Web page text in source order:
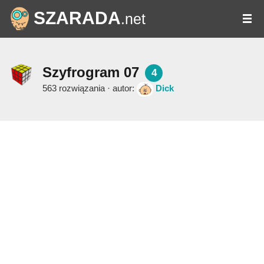
SZARADA.net
Szyfrogram 07 4
563 rozwiązania · autor: Dick